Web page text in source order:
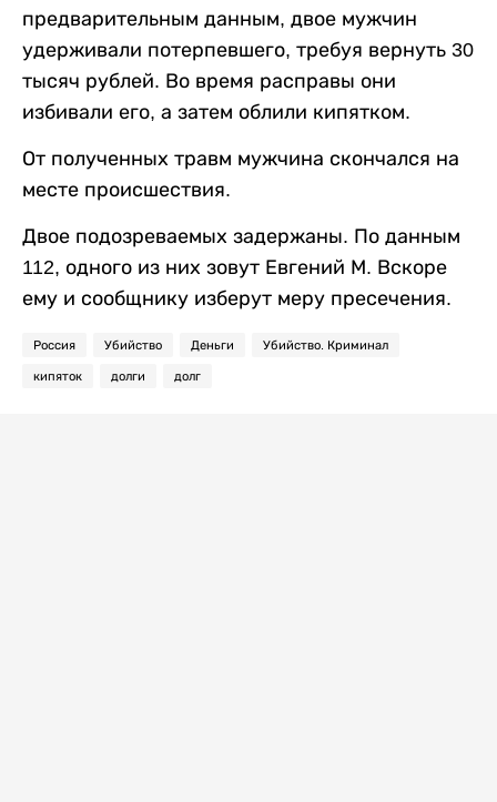
предварительным данным, двое мужчин
удерживали потерпевшего, требуя вернуть 30
тысяч рублей. Во время расправы они
избивали его, а затем облили кипятком.
От полученных травм мужчина скончался на
месте происшествия.
Двое подозреваемых задержаны. По данным
112, одного из них зовут Евгений М. Вскоре
ему и сообщнику изберут меру пресечения.
Россия Убийство Деньги Убийство. Криминал
кипяток долги долг